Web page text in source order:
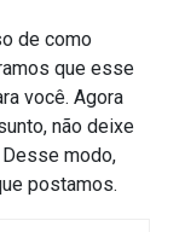
de como
que esse
você. Agora
não deixe
Desse modo,
postamos.